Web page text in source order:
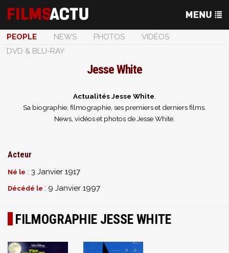
PEOPLE NEWS PHOTOS
VIDÉOS
DVD & BLU-RAY
Jesse White
Actualités Jesse White
Sa biographie, filmographie, ses premiers et derniers films.
News, vidéos et photos de Jesse White.
Acteur
Né le : 3 Janvier 1917
Décédé le : 9 Janvier 1997
FILMOGRAPHIE JESSE WHITE